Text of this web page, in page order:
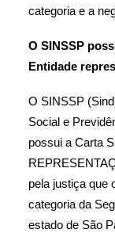
categoria e a
O SINSSP
Entidade
O SINSSP
Social e
possui a Carta
pela justiça que
categoria da
estado de São